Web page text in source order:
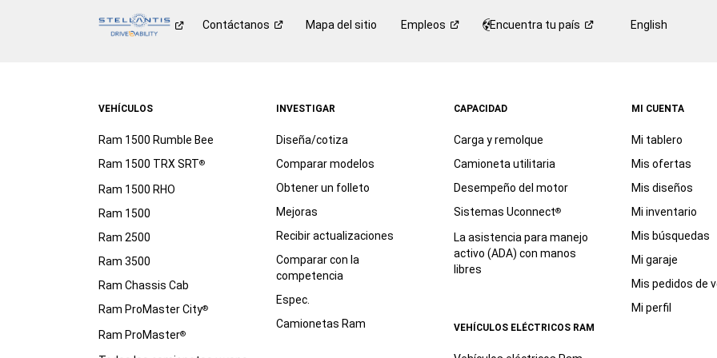
Contáctanos Mapa del sitio Empleos Encuentra tu país English
VEHÍCULOS
Ram 1500 Rumble Bee
Ram 1500 TRX SRT®
Ram 1500 RHO
Ram 1500
Ram 2500
Ram 3500
Ram Chassis Cab
Ram ProMaster City®
Ram ProMaster®
INVESTIGAR
Diseña/cotiza
Comparar modelos
Obtener un folleto
Mejoras
Recibir actualizaciones
Comparar con la
competencia
Espec.
Camionetas Ram
CAPACIDAD
Carga y remolque
Camioneta utilitaria
Desempeño del motor
Sistemas Uconnect®
La asistencia para manejo
activo (ADA) con manos
libres
VEHÍCULOS ELÉCTRICOS RAM
MI CUENTA
Mi tablero
Mis ofertas
Mis diseños
Mi inventario
Mis búsquedas
Mi garaje
Mis pedidos de
Mi perfil